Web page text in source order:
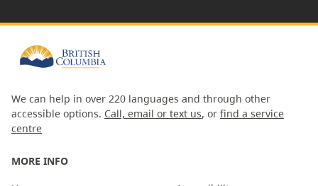
We can help in over 220 languages and through other
accessible options. Call, email or text us, or find a service
centre
MORE INFO